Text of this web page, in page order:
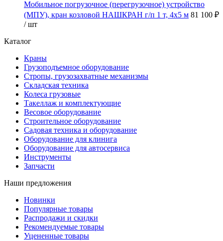
Мобильное погрузочное (перегрузочное) устройство
(МПУ), кран козловой НАШКРАН г/п 1 т, 4х5 м 81 100 ₽
/ шт
Каталог
Краны
Грузоподъемное оборудование
Стропы, грузозахватные механизмы
Складская техника
Колеса грузовые
Такеллаж и комплектующие
Весовое оборудование
Строительное оборудование
Садовая техника и оборудование
Оборудование для клинига
Оборудование для автосервиса
Инструменты
Запчасти
Наши предложения
Новинки
Популярные товары
Распродажи и скидки
Рекомендуемые товары
Уцененные товары